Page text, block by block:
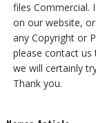
files Commercial.
on our website,
any Copyright or
please contact us
we will certainly
Thank you.